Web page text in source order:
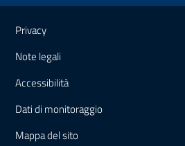
Link e informazioni
Privacy
Note legali
Accessibilità
Dati di monitoraggio
Mappa del sito